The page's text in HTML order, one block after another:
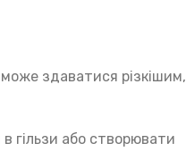
здаватися різкішим,
гільзи або створювати